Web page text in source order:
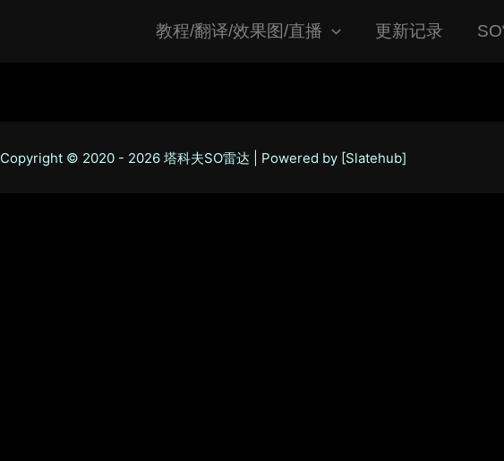
教程/翻译/效果图/直播 更新记录
Copyright © 2020 - 2026 塔科夫SO雷达 | Powered by [Slatehub]